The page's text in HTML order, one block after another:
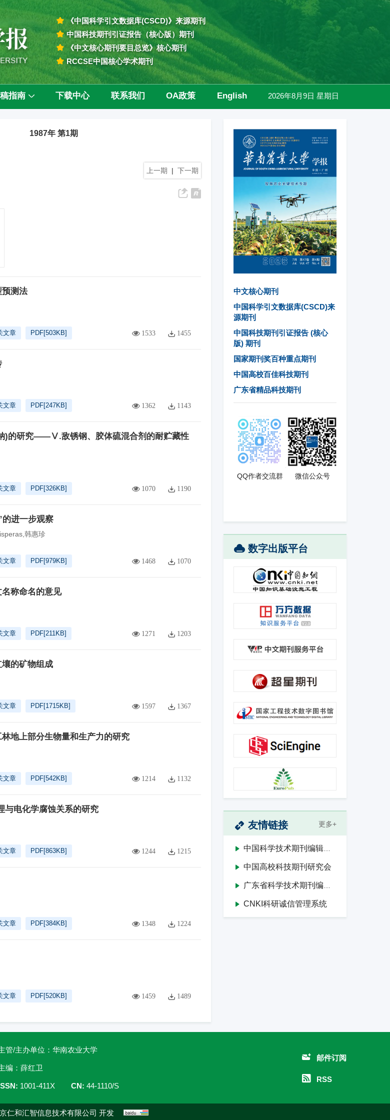
《中国科学引文数据库(CSCD)》来源期刊
中国科技期刊引证报告（核心版）期刊
《中文核心期刊要目总览》核心期刊
RCCSE中国核心学术期刊
指南 下载中心 联系我们 OA政策 English 2026年8月9日 星期日
1987年 第1期
上一期 | 下一期
测法
文章 PDF[503KB] 1533 1455
文章 PDF[247KB] 1362 1143
)的研究——Ⅴ.敌锈钢、胶体硫混合剂的耐贮藏性
文章 PDF[326KB] 1070 1190
进一步观察
韩惠珍
文章 PDF[979KB] 1468 1070
称命名的意见
文章 PDF[211KB] 1271 1203
的矿物组成
文章 PDF[1715KB] 1597 1367
地上部分生物量和生产力的研究
文章 PDF[542KB] 1214 1132
与电化学腐蚀关系的研究
文章 PDF[863KB] 1244 1215
文章 PDF[384KB] 1348 1224
文章 PDF[520KB] 1459 1489
中文核心期刊
中国科学引文数据库(CSCD)来
源期刊
中国科技期刊引证报告 (核心
版) 期刊
国家期刊奖百种重点期刊
中国高校百佳科技期刊
广东省精品科技期刊
QQ作者交流群 微信公众号
数字出版平台
友情链接 更多+
中国科学技术期刊编辑学会
中国高校科技期刊研究会
广东省科学技术期刊编辑学会
CNKI科研诚信管理系统
管/主办单位：华南农业大学
编：薛红卫
1001-411X CN: 44-1110/S
邮件订阅
RSS
仁和汇智信息技术有限公司 开发